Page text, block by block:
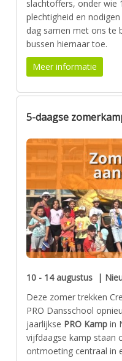
slachtoffers, onder wie
plechtigheid en
dag samen met ons te
bussen hiernaar toe.
Meer informatie
5-daagse
10 - 14 augustus |
Deze zomer trekken
PRO Dansschool
jaarlijkse PRO Kamp in
vijfdaagse kamp staan
ontmoeting centraal in